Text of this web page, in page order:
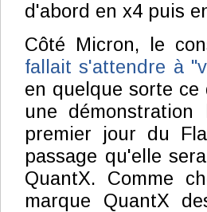
d'abord en x4 puis
Côté Micron, le
fallait s'attendre à
en quelque sorte
une
premier jour du
passage qu'elle
QuantX. Comme
marque QuantX